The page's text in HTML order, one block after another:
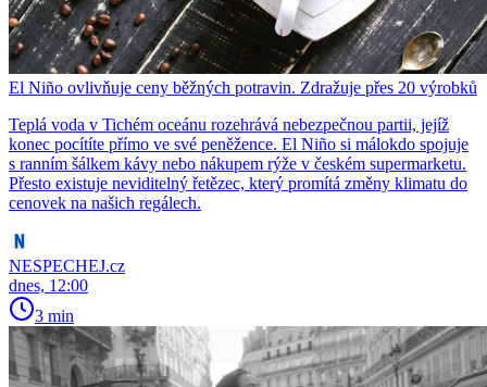
El Niño ovlivňuje ceny běžných potravin. Zdražuje přes 20 výrobků
Teplá voda v Tichém oceánu rozehrává nebezpečnou partii, jejíž
konec pocítíte přímo ve své peněžence. El Niño si málokdo spojuje
s ranním šálkem kávy nebo nákupem rýže v českém supermarketu.
Přesto existuje neviditelný řetězec, který promítá změny klimatu do
cenovek na našich regálech.
NESPECHEJ.cz
dnes, 12:00
3 min